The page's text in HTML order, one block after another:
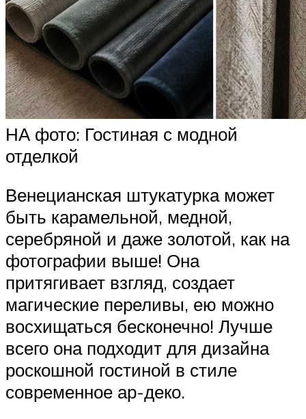
НА фото: Гостиная с модной
отделкой
Венецианская штукатурка может
быть карамельной, медной,
серебряной и даже золотой, как на
фотографии выше! Она
притягивает взгляд, создает
магические переливы, ею можно
восхищаться бесконечно! Лучше
всего она подходит для дизайна
роскошной гостиной в стиле
современное ар-деко.